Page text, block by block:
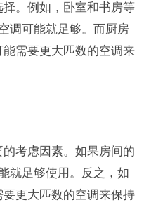
。例如，卧室和书房等
调可能就足够。而厨房
需要更大匹数的空调来
考虑因素。如果房间的
就足够使用。反之，如
更大匹数的空调来保持